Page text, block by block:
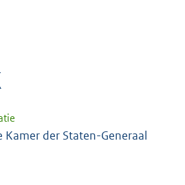
Kamer der Staten-Generaal